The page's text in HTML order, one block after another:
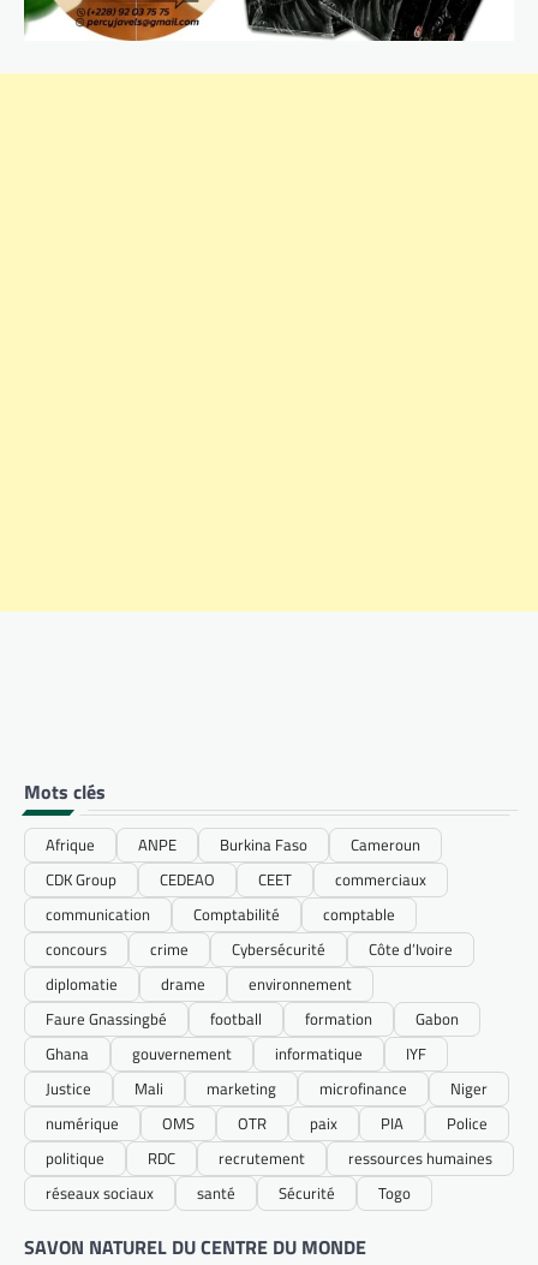
Mots clés
Afrique ANPE Burkina Faso
Cameroun
CDK Group
CEDEAO CEET
commerciaux
communication
Comptabilité
comptable
concours
crime Cybersécurité
Côte d’Ivoire
diplomatie
drame
environnement
Faure Gnassingbé
football formation
Gabon
Ghana
gouvernement informatique
IYF
Justice
Mali marketing microfinance
Niger
numérique
OMS OTR paix PIA
Police
politique
RDC recrutement
ressources humaines
réseaux sociaux
santé Sécurité Togo
SAVON NATUREL DU CENTRE DU MONDE